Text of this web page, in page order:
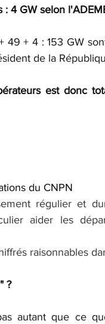
4 GW selon
49 + 4 : 153 GW
de la
est donc
du CNPN
régulier et
aider les
raisonnables
?
autant que ce